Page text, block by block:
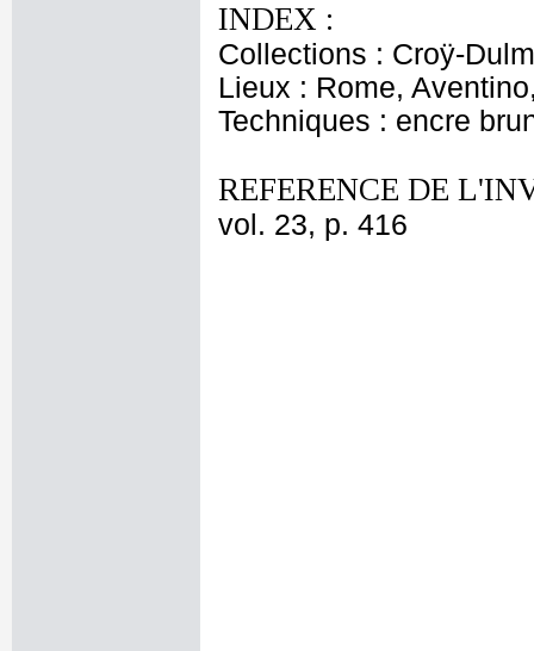
INDEX :
Collections : Croÿ-
Lieux : Rome,
Techniques : encre
REFERENCE DE
vol. 23, p. 416